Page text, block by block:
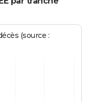
(source :